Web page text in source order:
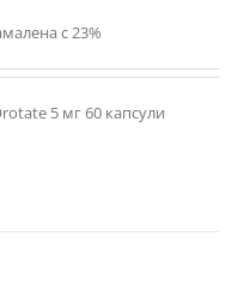
с 23%
5 мг 60 капсули